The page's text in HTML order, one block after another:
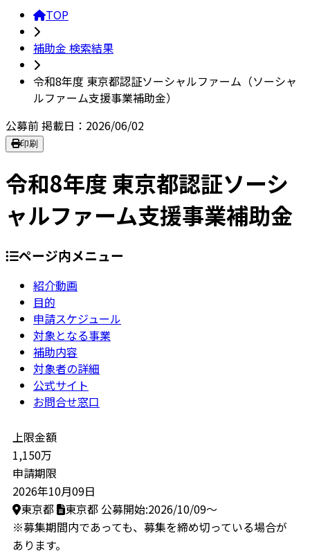
TOP
補助金 検索結果
令和8年度 東京都認証ソーシャルファーム（ソーシャ
ルファーム支援事業補助金）
公募前掲載日：2026/06/02
印刷
令和8年度 東京都認証ソーシ
ャルファーム支援事業補助金
ページ内メニュー
紹介動画
目的
申請スケジュール
対象となる事業
補助内容
対象者の詳細
公式サイト
お問合せ窓口
上限金額
1,150万
申請期限
2026年10月09日
東京都
東京都 公募開始:2026/10/09～
※募集期間内であっても、募集を締め切っている場合が
あります。